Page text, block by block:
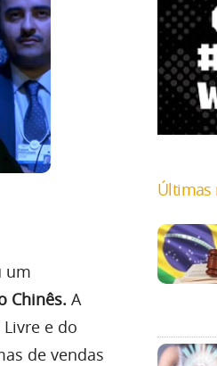
um
Chinês. A
e do
de vendas
Últimas